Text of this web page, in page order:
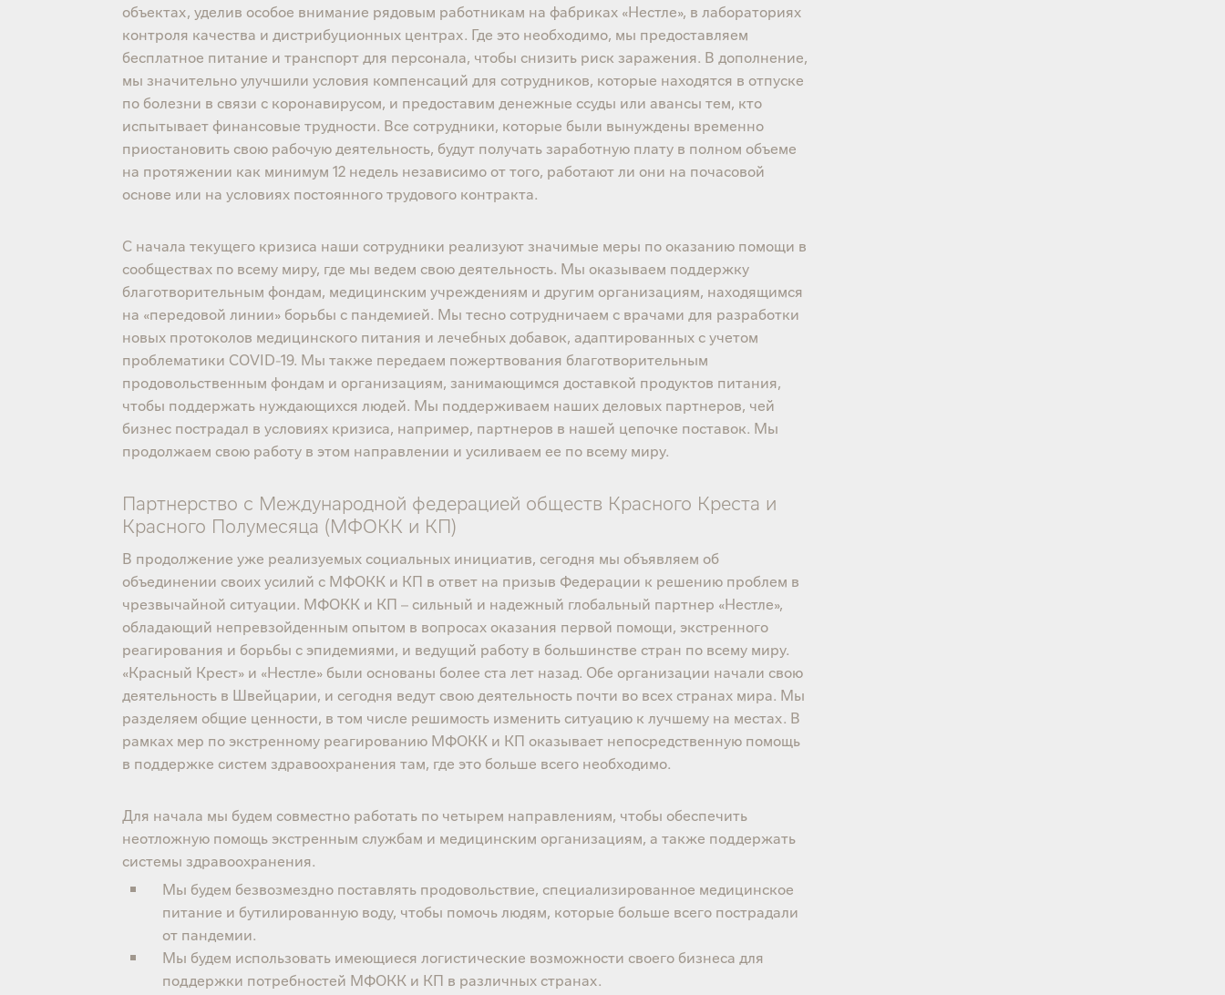
объектах, уделив особое внимание рядовым работникам на фабриках «Нестле», в лабораториях
контроля качества и дистрибуционных центрах. Где это необходимо, мы предоставляем
бесплатное питание и транспорт для персонала, чтобы снизить риск заражения. В дополнение,
мы значительно улучшили условия компенсаций для сотрудников, которые находятся в отпуске
по болезни в связи с коронавирусом, и предоставим денежные ссуды или авансы тем, кто
испытывает финансовые трудности. Все сотрудники, которые были вынуждены временно
приостановить свою рабочую деятельность, будут получать заработную плату в полном объеме
на протяжении как минимум 12 недель независимо от того, работают ли они на почасовой
основе или на условиях постоянного трудового контракта.
С начала текущего кризиса наши сотрудники реализуют значимые меры по оказанию помощи в
сообществах по всему миру, где мы ведем свою деятельность. Мы оказываем поддержку
благотворительным фондам, медицинским учреждениям и другим организациям, находящимся
на «передовой линии» борьбы с пандемией. Мы тесно сотрудничаем с врачами для разработки
новых протоколов медицинского питания и лечебных добавок, адаптированных с учетом
проблематики COVID-19. Мы также передаем пожертвования благотворительным
продовольственным фондам и организациям, занимающимся доставкой продуктов питания,
чтобы поддержать нуждающихся людей. Мы поддерживаем наших деловых партнеров, чей
бизнес пострадал в условиях кризиса, например, партнеров в нашей цепочке поставок. Мы
продолжаем свою работу в этом направлении и усиливаем ее по всему миру.
Партнерство с Международной федерацией обществ Красного Креста и
Красного Полумесяца (МФОКК и КП)
В продолжение уже реализуемых социальных инициатив, сегодня мы объявляем об
объединении своих усилий с МФОКК и КП в ответ на призыв Федерации к решению проблем в
чрезвычайной ситуации. МФОКК и КП – сильный и надежный глобальный партнер «Нестле»,
обладающий непревзойденным опытом в вопросах оказания первой помощи, экстренного
реагирования и борьбы с эпидемиями, и ведущий работу в большинстве стран по всему миру.
«Красный Крест» и «Нестле» были основаны более ста лет назад. Обе организации начали свою
деятельность в Швейцарии, и сегодня ведут свою деятельность почти во всех странах мира. Мы
разделяем общие ценности, в том числе решимость изменить ситуацию к лучшему на местах. В
рамках мер по экстренному реагированию МФОКК и КП оказывает непосредственную помощь
в поддержке систем здравоохранения там, где это больше всего необходимо.
Для начала мы будем совместно работать по четырем направлениям, чтобы обеспечить
неотложную помощь экстренным службам и медицинским организациям, а также поддержать
системы здравоохранения.
Мы будем безвозмездно поставлять продовольствие, специализированное медицинское
питание и бутилированную воду, чтобы помочь людям, которые больше всего пострадали
от пандемии.
Мы будем использовать имеющиеся логистические возможности своего бизнеса для
поддержки потребностей МФОКК и КП в различных странах.